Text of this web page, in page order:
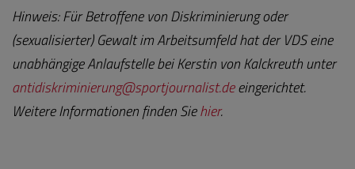
Hinweis: Für Betroffene von Diskriminierung oder
(sexualisierter) Gewalt im Arbeitsumfeld hat der VDS eine
unabhängige Anlaufstelle bei Kerstin von Kalckreuth unter
antidiskriminierung@sportjournalist.deeingerichtet.
Weitere Informationen finden Siehier.